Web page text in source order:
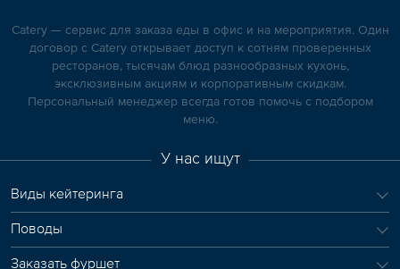
Catery — сервис для заказа еды в офис и на мероприятия. Один
договор с Catery открывает доступ к сотням проверенных
ресторанов, тысячам блюд разнообразных кухонь,
эксклюзивным акциям и корпоративным скидкам.
Персональный менеджер всегда готов помочь с подбором
меню.
У нас ищут
Виды кейтеринга
Поводы
Заказать фуршет